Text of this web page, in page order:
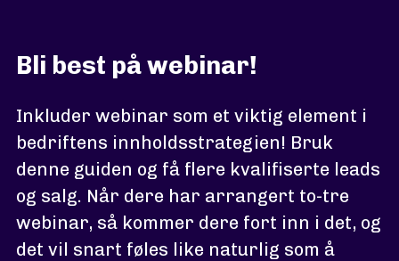
Bli best på webinar!
Inkluder webinar som et viktig element i
bedriftens innholdsstrategien! Bruk
denne guiden og få flere kvalifiserte leads
og salg. Når dere har arrangert to-tre
webinar, så kommer dere fort inn i det, og
det vil snart føles like naturlig som å